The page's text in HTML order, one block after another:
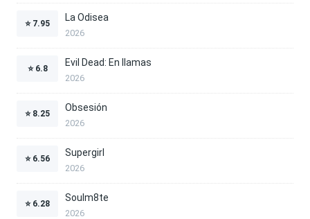
⭐ 7.95
La Odisea
2026
⭐ 6.8
Evil Dead: En llamas
2026
⭐ 8.25
Obsesión
2026
⭐ 6.56
Supergirl
2026
⭐ 6.28
Soulm8te
2026